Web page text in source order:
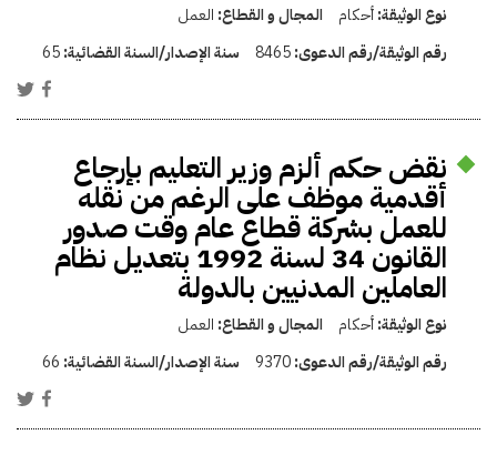
نوع الوثيقة:أحكام المجال و القطاع: العمل
رقم الوثيقة/رقم الدعوى:8465 سنة الإصدار/السنة القضائية:65
نقض حكم ألزم وزير التعليم بإرجاع
أقدمية موظف على الرغم من نقله
للعمل بشركة قطاع عام وقت صدور
القانون 34 لسنة 1992 بتعديل نظام
العاملين المدنيين بالدولة
نوع الوثيقة:أحكام المجال و القطاع: العمل
رقم الوثيقة/رقم الدعوى:9370 سنة الإصدار/السنة القضائية: 66